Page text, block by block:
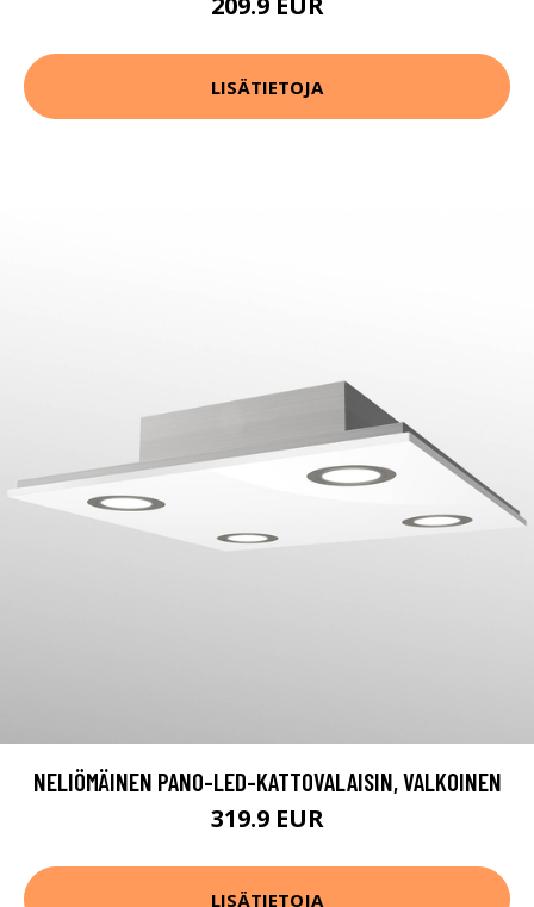
LISÄTIETOJA
NELIÖMÄINEN PANO-LED-KATTOVALAISIN, VALKOINEN
319.9 EUR
LISÄTIETOJA